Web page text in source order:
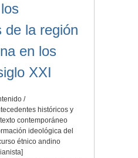
de la región
en los
XXI
/
históricos y
contemporáneo
ideológica del
étnico andino